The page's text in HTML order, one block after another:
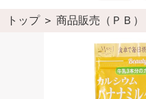
トップ ＞ 商品販売（ＰＢ）